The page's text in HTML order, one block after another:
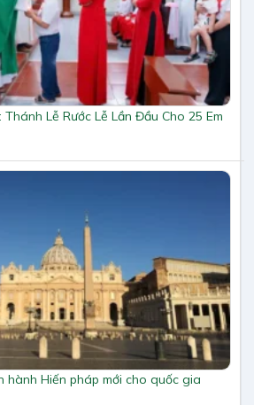
Lễ Rước Lễ Lần Đầu Cho 25 Em
hành Hiến pháp mới cho quốc gia